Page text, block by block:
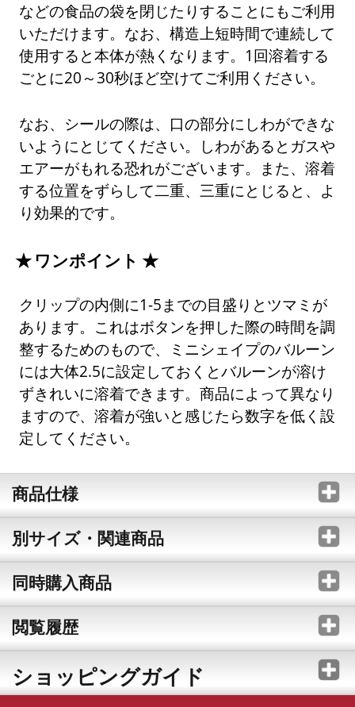
などの食品の袋を閉じたりすることにもご利用
いただけます。なお、構造上短時間で連続して
使用すると本体が熱くなります。1回溶着する
ごとに20～30秒ほど空けてご利用ください。
なお、シールの際は、口の部分にしわができな
いようにとじてください。しわがあるとガスや
エアーがもれる恐れがございます。また、溶着
する位置をずらして二重、三重にとじると、よ
り効果的です。
ワンポイント
クリップの内側に1-5までの目盛りとツマミが
あります。これはボタンを押した際の時間を調
整するためのもので、ミニシェイプのバルーン
には大体2.5に設定しておくとバルーンが溶け
ずきれいに溶着できます。商品によって異なり
ますので、溶着が強いと感じたら数字を低く設
定してください。
商品仕様
別サイズ・関連商品
同時購入商品
閲覧履歴
ショッピングガイド